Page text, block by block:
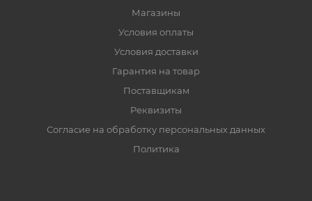
Магазины
Условия оплаты
Условия доставки
Гарантия на товар
Поставщикам
Реквизиты
Согласие на обработку персональных данных
Политика